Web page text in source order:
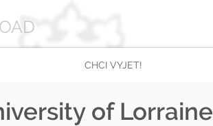
CHCI VYJET!
of Lorraine